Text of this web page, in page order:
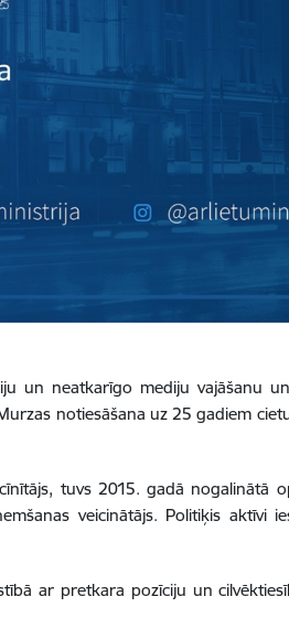
un neatkarīgo mediju vajāšanu
notiesāšana uz 25 gadiem
tuvs 2015. gadā nogalinātā
veicinātājs. Politiķis aktīvi
ar pretkara pozīciju un